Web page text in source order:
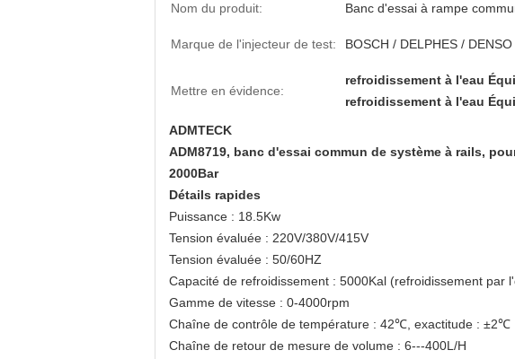
Nom du produit: Banc d'essai à rampe
Marque de l'injecteur de test: BOSCH / DELPHES /
Mettre en évidence:
refroidissement à l'eau
refroidissement à l'eau
ADMTECK
ADM8719, banc d'essai commun de système à rails,
2000Bar
Détails rapides
Puissance : 18.5Kw
Tension évaluée : 220V/380V/415V
Tension évaluée : 50/60HZ
Capacité de refroidissement : 5000Kal (refroidissement par
Gamme de vitesse : 0-4000rpm
Chaîne de contrôle de température : 42℃, exactitude : ±2℃
Chaîne de retour de mesure de volume : 6---400L/H